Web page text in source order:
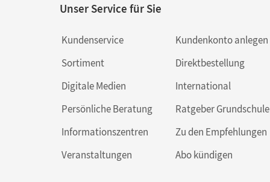
Unser Service für Sie
Kundenservice
Sortiment
Digitale Medien
Persönliche Beratung
Informationszentren
Veranstaltungen
Kundenkonto anlegen
Direktbestellung
International
Ratgeber Grundschule
Zu den Empfehlungen
Abo kündigen